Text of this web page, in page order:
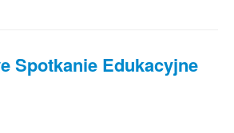
Spotkanie Edukacyjne